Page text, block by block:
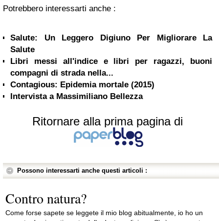
Potrebbero interessarti anche :
Salute: Un Leggero Digiuno Per Migliorare La
Salute
Libri messi all'indice e libri per ragazzi, buoni
compagni di strada nella...
Contagious: Epidemia mortale (2015)
Intervista a Massimiliano Bellezza
Ritornare alla prima pagina di
Possono interessarti anche questi articoli :
Contro natura?
Come forse sapete se leggete il mio blog abitualmente, io ho un